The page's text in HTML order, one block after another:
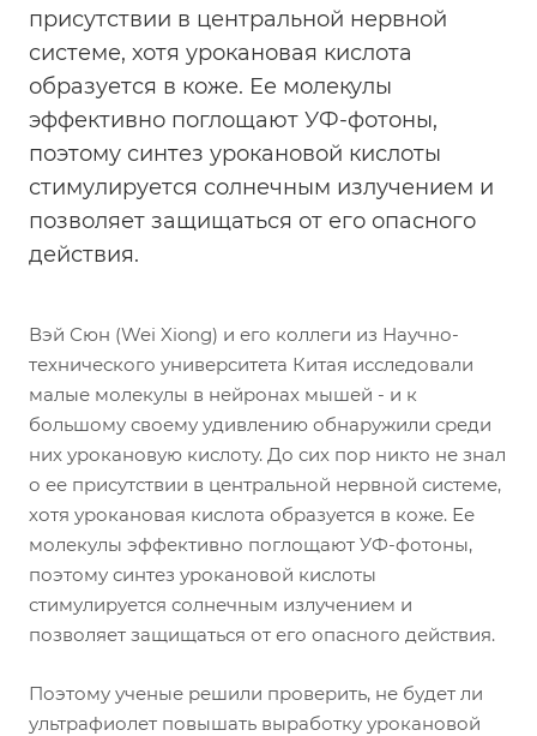
присутствии в центральной нервной
системе, хотя урокановая кислота
образуется в коже. Ее молекулы
эффективно поглощают УФ-фотоны,
поэтому синтез урокановой кислоты
стимулируется солнечным излучением и
позволяет защищаться от его опасного
действия.
Вэй Сюн (Wei Xiong) и его коллеги из Научно-
технического университета Китая исследовали
малые молекулы в нейронах мышей - и к
большому своему удивлению обнаружили среди
них урокановую кислоту. До сих пор никто не знал
о ее присутствии в центральной нервной системе,
хотя урокановая кислота образуется в коже. Ее
молекулы эффективно поглощают УФ-фотоны,
поэтому синтез урокановой кислоты
стимулируется солнечным излучением и
позволяет защищаться от его опасного действия.
Поэтому ученые решили проверить, не будет ли
ультрафиолет повышать выработку урокановой